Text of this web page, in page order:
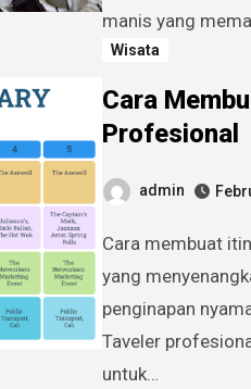
manis yang
Wisata
Cara
Profesional
admin
Cara membuat itinerary liburan ala traveler profesional. Liburan
yang
penginapan
Taveler
untuk…